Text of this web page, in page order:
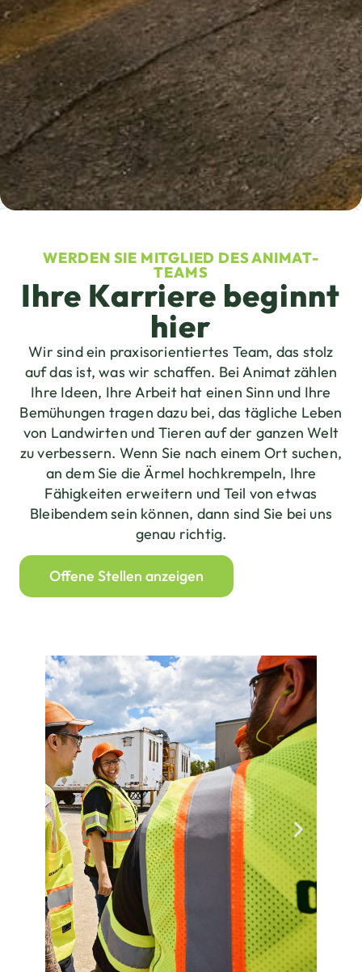
WERDEN SIE MITGLIED DES ANIMAT-
TEAMS
Ihre Karriere beginnt
hier
Wir sind ein praxisorientiertes Team, das stolz
auf das ist, was wir schaffen. Bei Animat zählen
Ihre Ideen, Ihre Arbeit hat einen Sinn und Ihre
Bemühungen tragen dazu bei, das tägliche Leben
von Landwirten und Tieren auf der ganzen Welt
zu verbessern. Wenn Sie nach einem Ort suchen,
an dem Sie die Ärmel hochkrempeln, Ihre
Fähigkeiten erweitern und Teil von etwas
Bleibendem sein können, dann sind Sie bei uns
genau richtig.
Offene Stellen anzeigen